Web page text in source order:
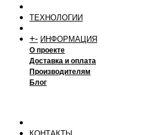
ТЕХНОЛОГИИ
+- ИНФОРМАЦИЯ
О проекте
Доставка и оплата
Производителям
Блог